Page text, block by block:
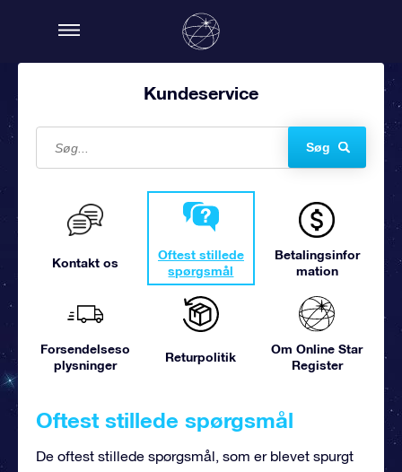
Kundeservice
Søg
Kontakt os
Oftest stillede
spørgsmål
Betalingsinfor
mation
Forsendelseso
plysninger
Returpolitik
Om Online Star
Register
Oftest stillede spørgsmål
De oftest stillede spørgsmål, som er blevet spurgt